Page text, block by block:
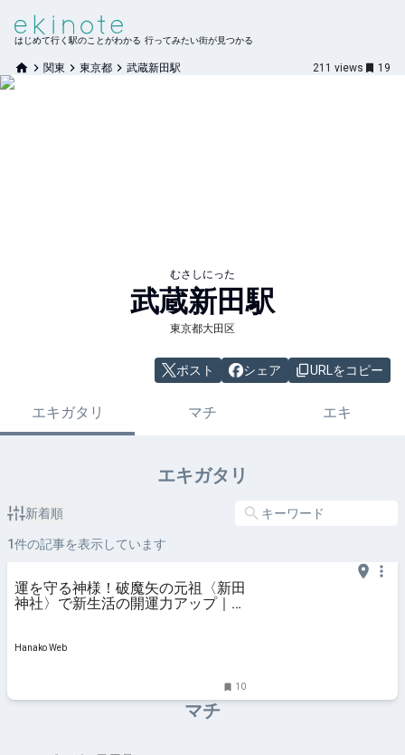
はじめて行く駅のことがわかる 行ってみたい街が見つかる
関東 東京都 武蔵新田駅 211 views 19
むさしにった
武蔵新田駅
東京都大田区
ポスト シェア URLをコピー
エキガタリ マチ エキ
エキガタリ
新着順
1件の記事を表示しています
運を守る神様！破魔矢の元祖〈新田
神社〉で新生活の開運力アップ｜
Hanako Web
10
マチ